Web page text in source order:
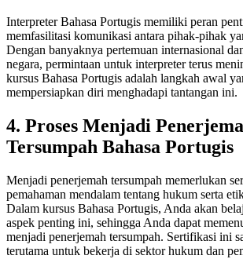
Interpreter Bahasa Portugis memiliki peran
memfasilitasi komunikasi antara pihak-pihak
Dengan banyaknya pertemuan internasional
negara, permintaan untuk interpreter terus
kursus Bahasa Portugis adalah langkah awal
mempersiapkan diri menghadapi tantangan ini.
4. Proses Menjadi
Tersumpah Bahasa Portugis
Menjadi penerjemah tersumpah memerlukan
pemahaman mendalam tentang hukum serta
Dalam kursus Bahasa Portugis, Anda akan
aspek penting ini, sehingga Anda dapat
menjadi penerjemah tersumpah. Sertifikasi ini
terutama untuk bekerja di sektor hukum dan